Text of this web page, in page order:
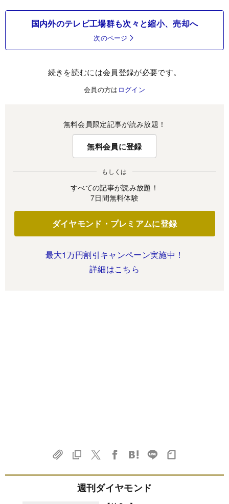
国内外のテレビ工場群も次々と縮小、売却へ
次のページ
続きを読むには会員登録が必要です。
会員の方は ログイン
無料会員限定記事が読み放題！
無料会員に登録
もしくは
すべての記事が読み放題！
7日間無料体験
ダイヤモンド・プレミアムに登録
最大1万円割引キャンペーン実施中！
詳細はこちら
週刊ダイヤモンド